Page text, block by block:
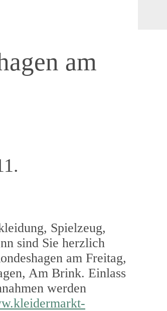
am
Spielzeug,
sind Sie herzlich
am Freitag,
Am Brink. Einlass
werden